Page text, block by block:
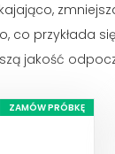
co przykłada
jakość
ZAMÓW PRÓBKĘ